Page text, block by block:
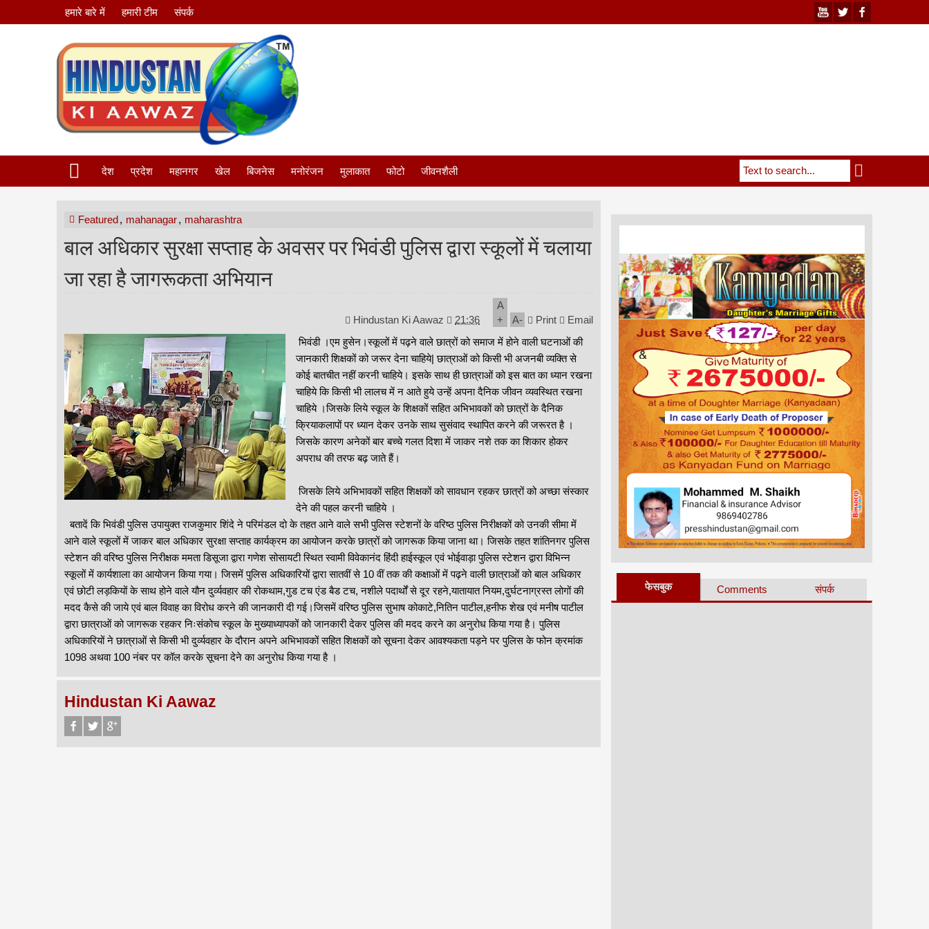
हमारे बारे में हमारी टीम संपर्क
देश प्रदेश महानगर खेल बिजनेस मनोरंजन मुलाकात फोटो जीवनशैली
Featured, mahanagar, maharashtra
बाल अधिकार सुरक्षा सप्ताह के अवसर पर भिवंडी पुलिस द्वारा स्कूलों में चलाया
जा रहा है जागरूकता अभियान
Hindustan Ki Aawaz 21:36
A
+
A- Print
Email
भिवंडी ।एम हुसेन।स्कूलों में पढ़ने वाले छात्रों को समाज में होने वाली घटनाओं की
जानकारी शिक्षकों को जरूर देना चाहिये| छात्राओं को किसी भी अजनबी व्यक्ति से
कोई बातचीत नहीं करनी चाहिये। इसके साथ ही छात्राओं को इस बात का ध्यान रखना
चाहिये कि किसी भी लालच में न आते हुये उन्हें अपना दैनिक जीवन व्यवस्थित रखना
चाहिये ।जिसके लिये स्कूल के शिक्षकों सहित अभिभावकों को छात्रों के दैनिक
क्रियाकलापों पर ध्यान देकर उनके साथ सुसंवाद स्थापित करने की जरूरत है ।
जिसके कारण अनेकों बार बच्चे गलत दिशा में जाकर नशे तक का शिकार होकर
अपराध की तरफ बढ़ जाते हैं।
जिसके लिये अभिभावकों सहित शिक्षकों को सावधान रहकर छात्रों को अच्छा संस्कार
देने की पहल करनी चाहिये ।
बतादें कि भिवंडी पुलिस उपायुक्त राजकुमार शिंदे ने परिमंडल दो के तहत आने वाले सभी पुलिस स्टेशनों के वरिष्ठ पुलिस निरीक्षकों को उनकी सीमा में
आने वाले स्कूलों में जाकर बाल अधिकार सुरक्षा सप्ताह कार्यक्रम का आयोजन करके छात्रों को जागरूक किया जाना था। जिसके तहत शांतिनगर पुलिस
स्टेशन की वरिष्ठ पुलिस निरीक्षक ममता डिसूजा द्वारा गणेश सोसायटी स्थित स्वामी विवेकानंद हिंदी हाईस्कूल एवं भोईवाड़ा पुलिस स्टेशन द्वारा विभिन्न
स्कूलों में कार्यशाला का आयोजन किया गया। जिसमें पुलिस अधिकारियों द्वारा सातवीं से 10 वीं तक की कक्षाओं में पढ़ने वाली छात्राओं को बाल अधिकार
एवं छोटी लड़कियों के साथ होने वाले यौन दुर्व्यवहार की रोकथाम,गुड टच एंड बैड टच, नशीले पदार्थों से दूर रहने,यातायात नियम,दुर्घटनाग्रस्त लोगों की
मदद कैसे की जाये एवं बाल विवाह का विरोध करने की जानकारी दी गई।जिसमें वरिष्ठ पुलिस सुभाष कोकाटे,नितिन पाटील,हनीफ शेख एवं मनीष पाटील
द्वारा छात्राओं को जागरूक रहकर निःसंकोच स्कूल के मुख्याध्यापकों को जानकारी देकर पुलिस की मदद करने का अनुरोध किया गया है। पुलिस
अधिकारियों ने छात्राओं से किसी भी दुर्व्यवहार के दौरान अपने अभिभावकों सहित शिक्षकों को सूचना देकर आवश्यकता पड़ने पर पुलिस के फोन क्रमांक
1098 अथवा 100 नंबर पर कॉल करके सूचना देने का अनुरोध किया गया है ।
Hindustan Ki Aawaz
फेसबुक Comments संपर्क